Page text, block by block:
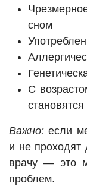
сном
С
Важно: если
и не проходят
врачу — это
проблем.